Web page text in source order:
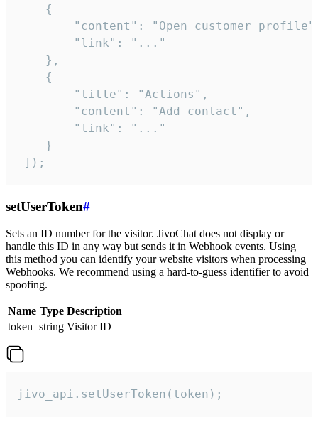
    {
"content": "Open customer
        "link": "..."
    },
    {
        "title": "Actions",
        "content": "Add contact",
        "link": "..."
    }
]);
setUserToken#
Sets an ID number for the visitor. JivoChat does not display or
handle this ID in any way but sends it in Webhook events. Using
this method you can identify your website visitors when processing
Webhooks. We recommend using a hard-to-guess identifier to avoid
spoofing.
Name Type Description
token string Visitor ID
jivo_api.setUserToken(token);